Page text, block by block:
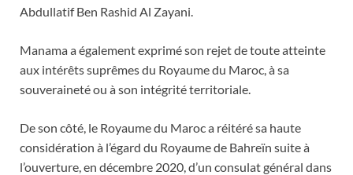
Abdullatif Ben Rashid Al Zayani.
Manama a également exprimé son rejet de toute atteinte
aux intérêts suprêmes du Royaume du Maroc, à sa
souveraineté ou à son intégrité territoriale.
De son côté, le Royaume du Maroc a réitéré sa haute
considération à l’égard du Royaume de Bahreïn suite à
l’ouverture, en décembre 2020, d’un consulat général dans